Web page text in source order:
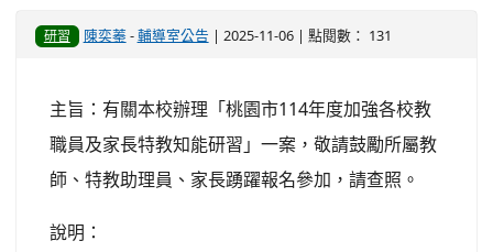
研習 陳奕蓁-輔導室公告 | 2025-11-06 | 點閱數： 131
主旨：有關本校辦理「桃園市114年度加強各校教
職員及家長特教知能研習」一案，敬請鼓勵所屬教
師、特教助理員、家長踴躍報名參加，請查照。
說明：